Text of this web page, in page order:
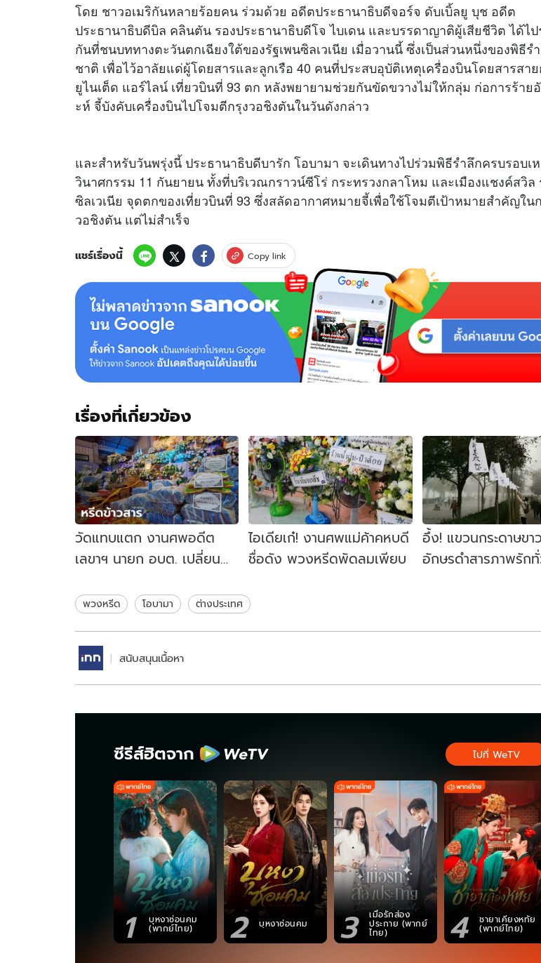
โดย ชาวอเมริกันหลายร้อยคน ร่วมด้วย อดีตประธานาธิบดีจอร์จ ดับเบิ้ลยู บุช อดีต
ประธานาธิบดีบิล คลินตัน รองประธานาธิบดีโจ ไบเดน และบรรดาญาติผู้เสียชีวิต ได้ไ
กันที่ชนบททางตะวันตกเฉียงใต้ของรัฐเพนซิลเวเนีย เมื่อวานนี้ ซึ่งเป็นส่วนหนึ่งของพิธีร
ชาติ เพื่อไว้อาลัยแด่ผู้โดยสารและลูกเรือ 40 คนที่ประสบอุบัติเหตุเครื่องบินโดยสารสา
ยูไนเต็ด แอร์ไลน์ เที่ยวบินที่ 93 ตก หลังพยายามช่วยกันขัดขวางไม่ให้กลุ่ม ก่อการร้าย
ะห์ จี้บังคับเครื่องบินไปโจมตีกรุงวอชิงตันในวันดังกล่าว
และสำหรับวันพรุ่งนี้ ประธานาธิบดีบารัก โอบามา จะเดินทางไปร่วมพิธีรำลึกครบรอบเ
วินาศกรรม 11 กันยายน ทั้งที่บริเวณกราวน์ซีโร่ กระทรวงกลาโหม และเมืองแชงค์สวิล
ซิลเวเนีย จุดตกของเที่ยวบินที่ 93 ซึ่งสลัดอากาศหมายจี้เพื่อใช้โจมตีเป้าหมายสำคัญใน
วอชิงตัน แต่ไม่สำเร็จ
แชร์เรื่องนี้ Copy link
เรื่องที่เกี่ยวข้อง
วัดแทบแตก งานศพอดีต
เลขาฯ นายก อบต. เปลี่ยน
6 ตัน
ไอเดียเก๋! งานศพแม่ค้าคหบดี
ชื่อดัง พวงหรีดพัดลมเพียบ
อึ้ง! แขวนกระดาษขา
อักษรดำสารภาพรัก
พวงหรีด โอบามา ต่างประเทศ
สนับสนุนเนื้อหา
ซีรีส์ฮิตจาก
1 บุหงาซ่อนคม
(พากย์ไทย) 2 บุหงาซ่อนคม 3 เมื่อรักส่อง
ประกาย (พากย์
ไทย) 4 ชายาเคียงหทัย
(พากย์ไทย)
ไปที่ WeTV